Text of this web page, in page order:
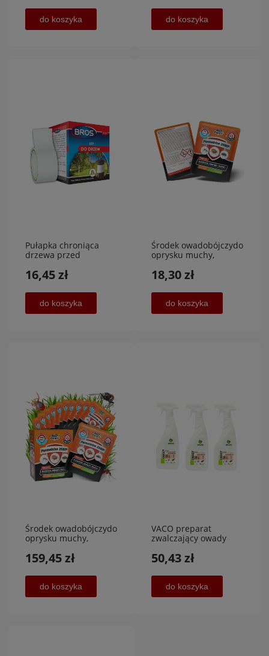
do koszyka do koszyka
Pułapka chroniąca
drzewa przed
cm,BROS
16,45 zł
do koszyka
Środek owadobójczydo
oprysku muchy,
18,30 zł
do koszyka
Środek owadobójczydo
oprysku muchy,
159,45 zł
do koszyka
VACO preparat
zwalczający owady
NISKA CENA
50,43 zł
do koszyka